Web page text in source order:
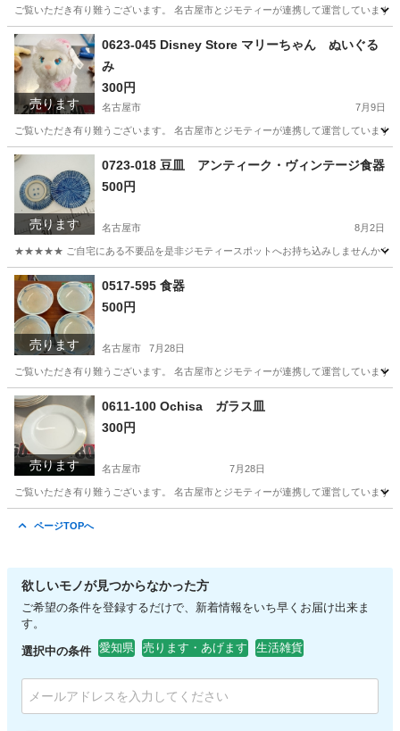
ご覧いただき有り難うございます。 名古屋市とジモティーが連携して運営してい
愛知 名古屋市
売ります
0623-045 Disney Store マリーちゃん ぬいぐる
み
300円
名古屋市 7月9日
ご覧いただき有り難うございます。 名古屋市とジモティーが連携して運営してい
愛知 名古屋市 おもちゃ
売ります
0723-018 豆皿 アンティーク・ヴィンテージ食器
500円
名古屋市 8月2日
★★★★★ ご自宅にある不要品を是非ジモティースポットへお持ち込みしませんか？
愛知 名古屋市 豆皿
売ります
0517-595 食器
500円
名古屋市 7月28日
ご覧いただき有り難うございます。 名古屋市とジモティーが連携して運営してい
愛知 名古屋市 リユース
売ります
0611-100 Ochisa ガラス皿
300円
名古屋市 7月28日
ご覧いただき有り難うございます。 名古屋市とジモティーが連携して運営してい
ページTOPへ
欲しいモノが見つからなかった方
ご希望の条件を登録するだけで、新着情報をいち早くお届け出来ま
す。
選択中の条件 愛知県 売ります・あげます 生活雑貨